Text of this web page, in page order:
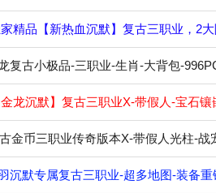
精品【新热血沉默】复古三职业，2
复古小极品-三职业-生肖-大背包-
龙沉默】复古三职业X-带假人-宝石
金币三职业传奇版本X-带假人光柱-战
沉默专属复古三职业-超多地图-装备